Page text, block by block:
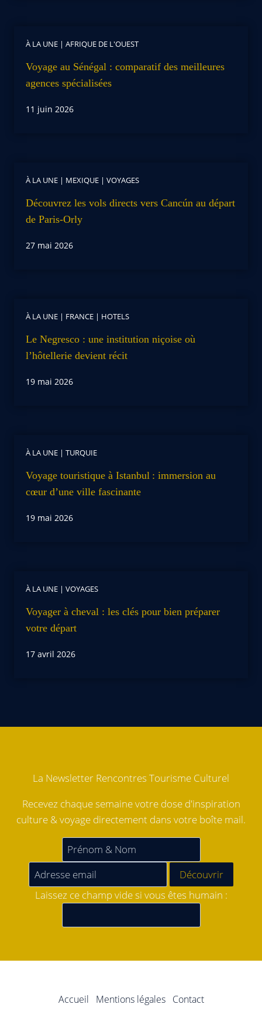
À LA UNE | AFRIQUE DE L'OUEST
Voyage au Sénégal : comparatif des meilleures
agences spécialisées
11 juin 2026
À LA UNE | MEXIQUE | VOYAGES
Découvrez les vols directs vers Cancún au départ
de Paris-Orly
27 mai 2026
À LA UNE | FRANCE | HOTELS
Le Negresco : une institution niçoise où
l’hôtellerie devient récit
19 mai 2026
À LA UNE | TURQUIE
Voyage touristique à Istanbul : immersion au
cœur d’une ville fascinante
19 mai 2026
À LA UNE | VOYAGES
Voyager à cheval : les clés pour bien préparer
votre départ
17 avril 2026
La Newsletter Rencontres Tourisme Culturel
Recevez chaque semaine votre dose d'inspiration
culture & voyage directement dans votre boîte mail.
Laissez ce champ vide si vous êtes humain :
Accueil Mentions légales Contact